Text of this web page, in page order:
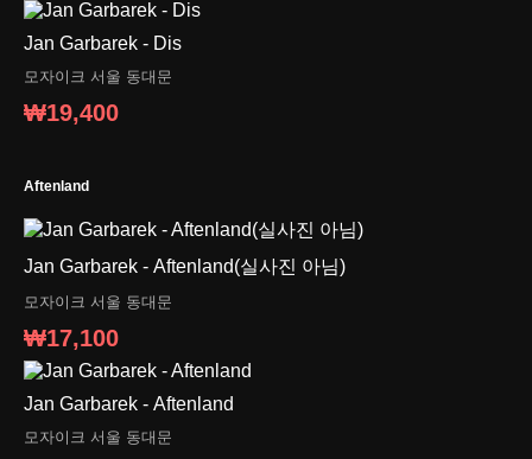
Jan Garbarek - Dis
모자이크 서울 동대문
₩19,400
Aftenland
Jan Garbarek - Aftenland(실사진 아님)
모자이크 서울 동대문
₩17,100
Jan Garbarek - Aftenland
모자이크 서울 동대문